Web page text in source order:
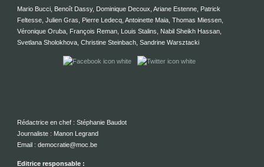
Mario Bucci, Benoît Dassy, Dominique Decoux, Ariane Estenne, Patrick
Feltesse, Julien Gras, Pierre Ledecq, Antoinette Maia, Thomas Miessen,
Véronique Oruba, François Reman, Louis Stalins, Nabil Sheikh Hassan,
Svetlana Sholokhova, Christine Steinbach, Sandrine Warsztacki
Rédactrice en chef : Stéphanie Baudot
Journaliste : Manon Legrand
Email : democratie@moc.be
Editrice responsable :